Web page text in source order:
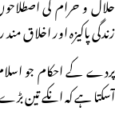
زندگی پاکیزہ اور اخلاق
پردے کے احکام جو
آسکتا ہے کہ انکے تین